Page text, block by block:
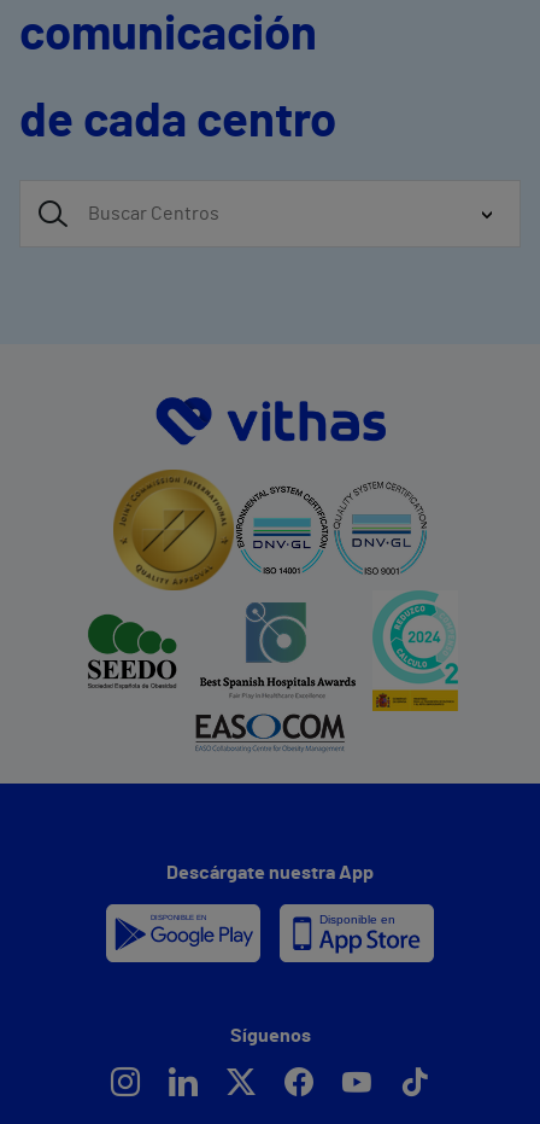
comunicación
de cada centro
Descárgate nuestra App
Síguenos